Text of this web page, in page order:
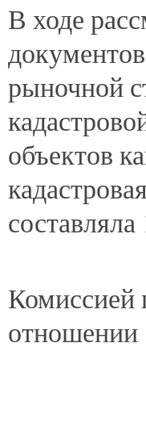
В ходе
рыночной
объектов
395
Комиссией
отношении